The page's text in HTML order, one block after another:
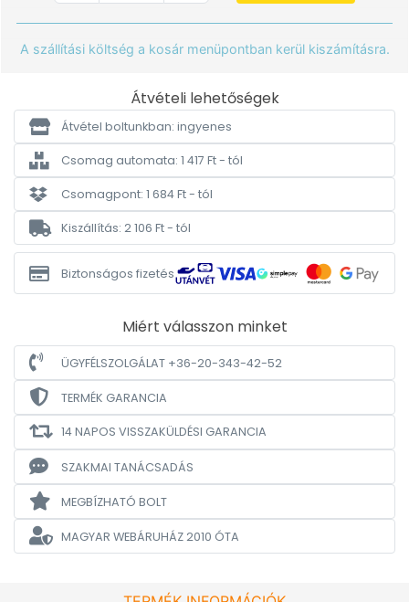
A szállítási költség a kosár menüpontban kerül kiszámításra.
Átvételi lehetőségek
Átvétel boltunkban: ingyenes
Csomag automata: 1 417 Ft - tól
Csomagpont: 1 684 Ft - tól
Kiszállítás: 2 106 Ft - tól
Biztonságos fizetés
Miért válasszon minket
ÜGYFÉLSZOLGÁLAT +36-20-343-42-52
TERMÉK GARANCIA
14 NAPOS VISSZAKÜLDÉSI GARANCIA
SZAKMAI TANÁCSADÁS
MEGBÍZHATÓ BOLT
MAGYAR WEBÁRUHÁZ2010 ÓTA